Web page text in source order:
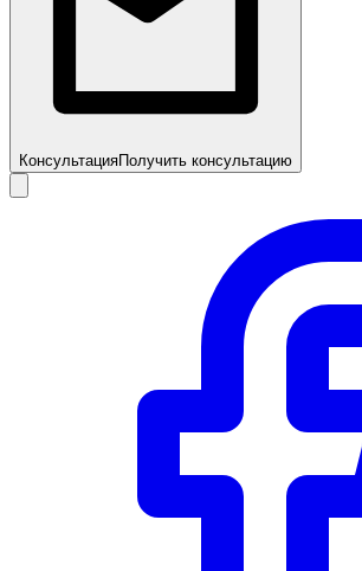
КонсультацияПолучить консультацию